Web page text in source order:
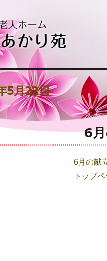
料老人ホーム
ム西広島あかり苑
5月22日
6
6月の献
トップ